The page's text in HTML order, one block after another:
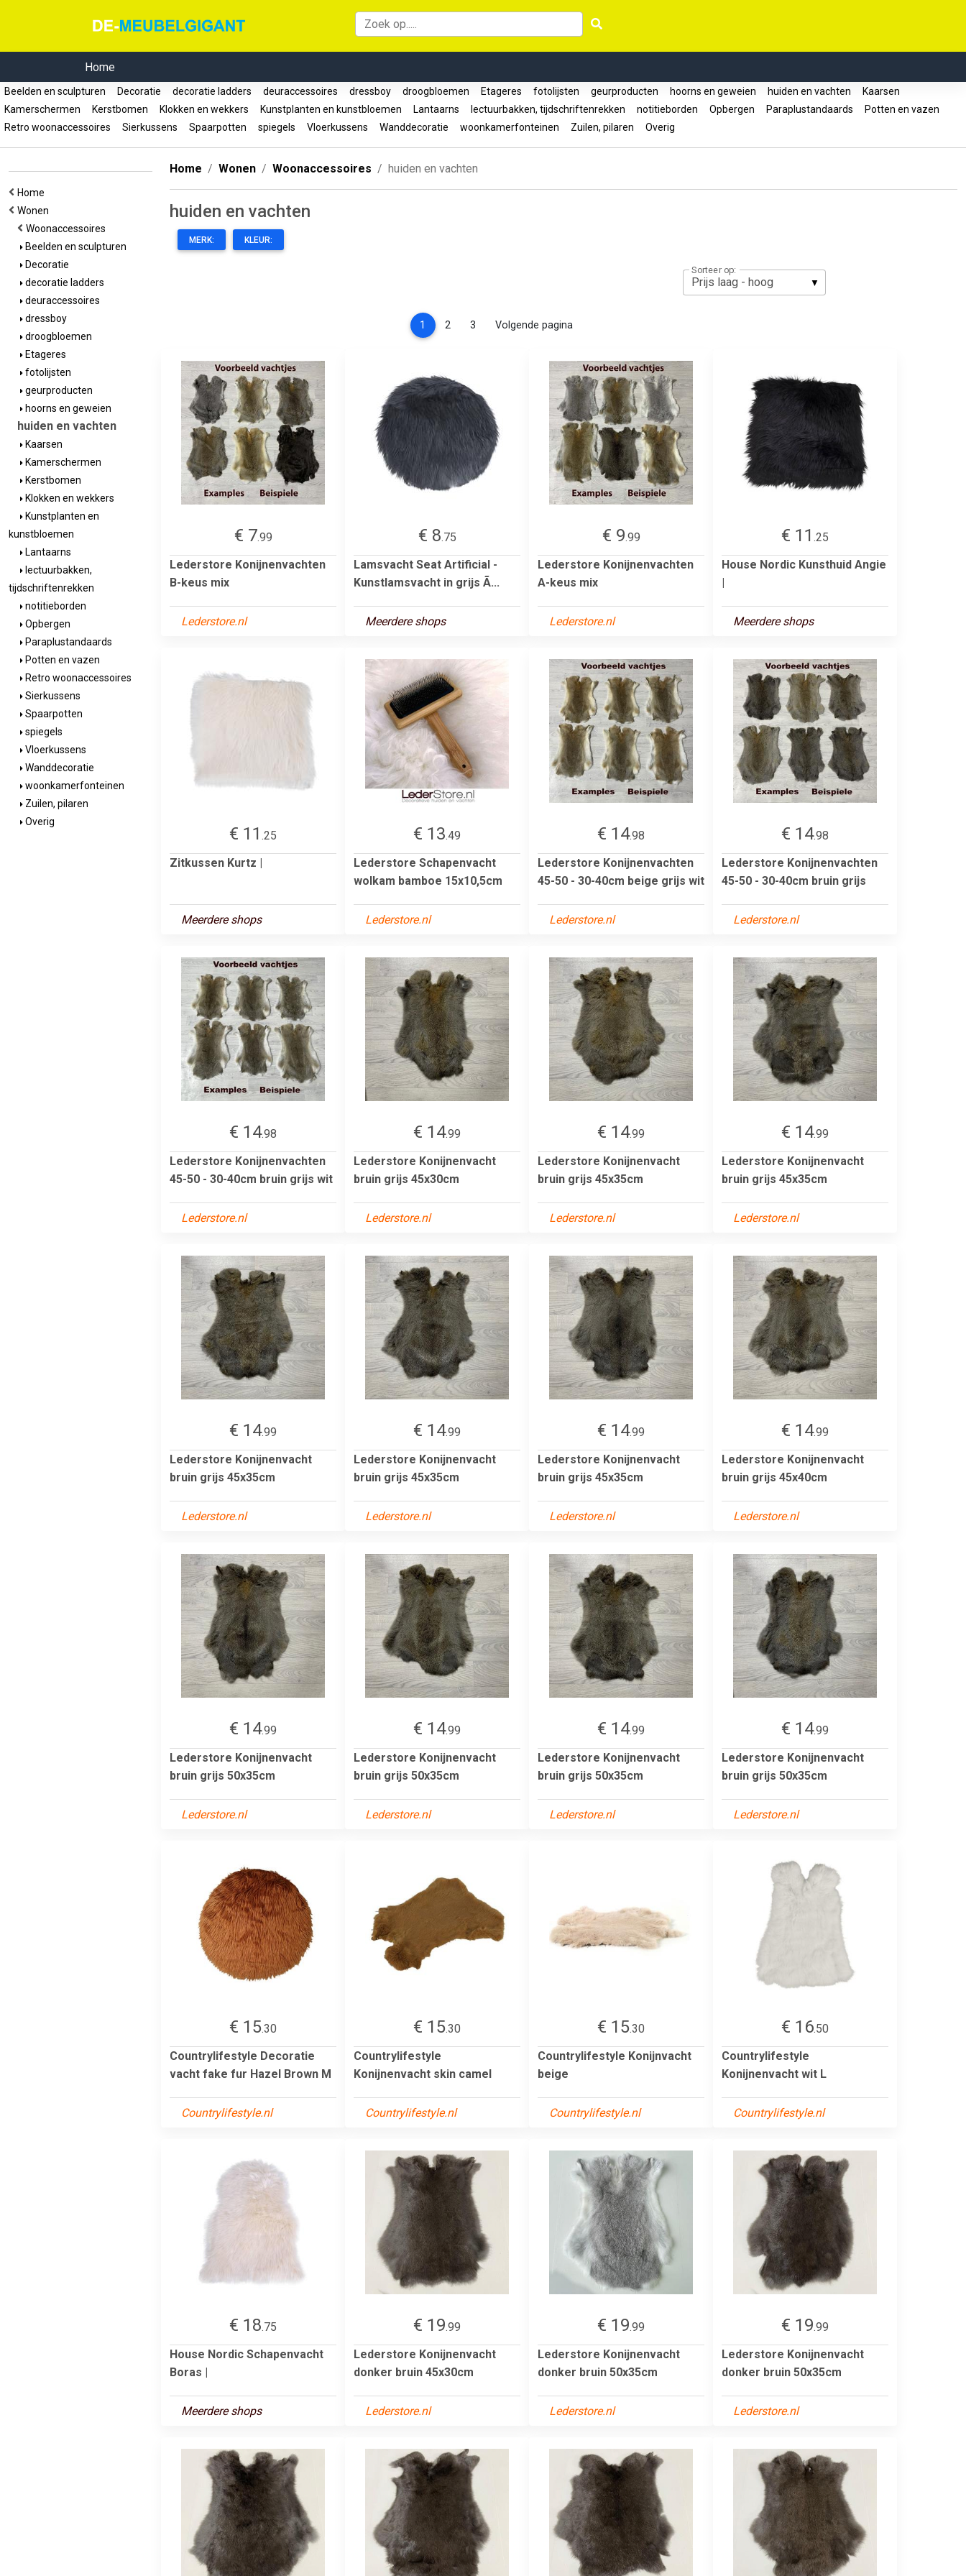
Home
Beelden en sculpturen Decoratie decoratie ladders deuraccessoires dressboy droogbloemen Etageres fotolijsten geurproducten hoorns en geweien huiden en vachten
Kaarsen
Kamerschermen
Kerstbomen Klokken en wekkers Kunstplanten en kunstbloemen Lantaarns lectuurbakken, tijdschriftenrekken notitieborden Opbergen Paraplustandaards
Potten en vazen
Retro woonaccessoires
Sierkussens Spaarpotten spiegels Vloerkussens Wanddecoratie woonkamerfonteinen Zuilen, pilaren Overig
Home
Wonen
Woonaccessoires
Beelden en sculpturen
Decoratie
decoratie ladders
deuraccessoires
dressboy
droogbloemen
Etageres
fotolijsten
geurproducten
hoorns en geweien
huiden en vachten
Kaarsen
Kamerschermen
Kerstbomen
Klokken en wekkers
Kunstplanten en
kunstbloemen
Lantaarns
lectuurbakken,
tijdschriftenrekken
notitieborden
Opbergen
Paraplustandaards
Potten en vazen
Retro woonaccessoires
Sierkussens
Spaarpotten
spiegels
Vloerkussens
Wanddecoratie
woonkamerfonteinen
Zuilen, pilaren
Overig
Home Wonen Woonaccessoires huiden en vachten
huiden en vachten
MERK: KLEUR:
Sorteer op:
1 (current)
2 3 Volgende pagina
€ 7.99
Lederstore Konijnenvachten
B-keus mix
Lederstore.nl
€ 8.75
Lamsvacht Seat Artificial -
Kunstlamsvacht in grijs Ã...
Meerdere shops
€ 9.99
Lederstore Konijnenvachten
A-keus mix
Lederstore.nl
€ 11 .25
House Nordic Kunsthuid Angie
|
Meerdere shops
€ 11 .25
Zitkussen Kurtz |
Meerdere shops
€ 13.49
Lederstore Schapenvacht
wolkam bamboe 15x10,5cm
Lederstore.nl
€ 14.98
Lederstore Konijnenvachten
45-50 - 30-40cm beige grijs wit
Lederstore.nl
€ 14.98
Lederstore Konijnenvachten
45-50 - 30-40cm bruin grijs
Lederstore.nl
€ 14.98
Lederstore Konijnenvachten
45-50 - 30-40cm bruin grijs wit
Lederstore.nl
€ 14.99
Lederstore Konijnenvacht
bruin grijs 45x30cm
Lederstore.nl
€ 14.99
Lederstore Konijnenvacht
bruin grijs 45x35cm
Lederstore.nl
€ 14.99
Lederstore Konijnenvacht
bruin grijs 45x35cm
Lederstore.nl
€ 14.99
Lederstore Konijnenvacht
bruin grijs 45x35cm
Lederstore.nl
€ 14.99
Lederstore Konijnenvacht
bruin grijs 45x35cm
Lederstore.nl
€ 14.99
Lederstore Konijnenvacht
bruin grijs 45x35cm
Lederstore.nl
€ 14.99
Lederstore Konijnenvacht
bruin grijs 45x40cm
Lederstore.nl
€ 14.99
Lederstore Konijnenvacht
bruin grijs 50x35cm
Lederstore.nl
€ 14.99
Lederstore Konijnenvacht
bruin grijs 50x35cm
Lederstore.nl
€ 14.99
Lederstore Konijnenvacht
bruin grijs 50x35cm
Lederstore.nl
€ 14.99
Lederstore Konijnenvacht
bruin grijs 50x35cm
Lederstore.nl
€ 15.30
Countrylifestyle Decoratie
vacht fake fur Hazel Brown M
Countrylifestyle.nl
€ 15.30
Countrylifestyle
Konijnenvacht skin camel
Countrylifestyle.nl
€ 15.30
Countrylifestyle Konijnvacht
beige
Countrylifestyle.nl
€ 16.50
Countrylifestyle
Konijnenvacht wit L
Countrylifestyle.nl
€ 18.75
House Nordic Schapenvacht
Boras |
Meerdere shops
€ 19.99
Lederstore Konijnenvacht
donker bruin 45x30cm
Lederstore.nl
€ 19.99
Lederstore Konijnenvacht
donker bruin 50x35cm
Lederstore.nl
€ 19.99
Lederstore Konijnenvacht
donker bruin 50x35cm
Lederstore.nl